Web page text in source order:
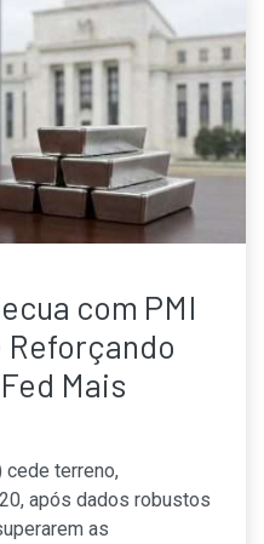
com PMI
Mais
cede terreno,
após dados robustos
as